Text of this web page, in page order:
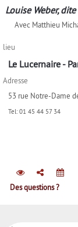
Louise Weber,
Avec Matthieu
lieu
Le Lucernaire -
Adresse
53 rue Notre-Dame
Tel: 01 45 44 57 34
Des questions ?